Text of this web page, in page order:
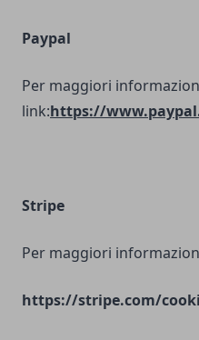
Paypal
Per maggiori
link:https://
Stripe
Per maggiori
https://stripe.com/